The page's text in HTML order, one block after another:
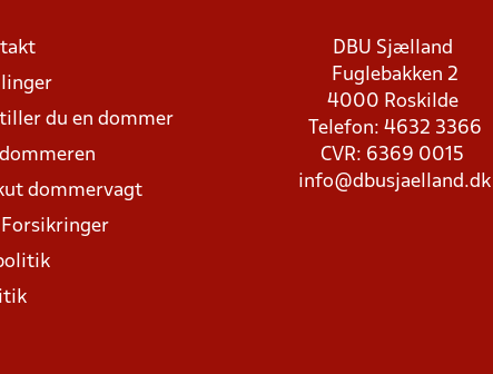
du en dommer
dommervagt
DBU Sjælland
Fuglebakken 2
4000 Roskilde
Telefon: 4632 3366
CVR: 6369 0015
info@dbusjaelland.dk